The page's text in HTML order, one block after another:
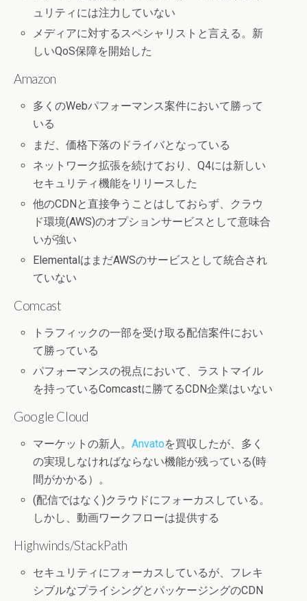
ュリティには注力していない
メディアに対するスペシャリストと言える。新
しいQoS保障を開始した
Amazon
多くのWebパフォーマンス案件において勝って
いる
まだ、価格下落のドライバとなっている
ネットワーク拡張を続けており、Q4には新しい
セキュリティ機能をリリースした
他のCDNと直接争うことはしておらず、クラウ
ド環境(AWS)のオプションサービスとして意味合
いが強い
ElementalはまだAWSのサービスとして統合され
ていない
Comcast
トラフィックの一部を受け取る配信案件におい
て勝っている
パフォーマンスの視点において、ラストマイル
を持っているComcastに勝てるCDN企業はいない
Google Cloud
マーケットの新人。Anvatoを買収したが、多く
の実現しなければならない機能が残っている(時
間がかかる）。
(配信ではなく)クラウドにフォーカスしている。
しかし、動画ワークフローは提供する
Highwinds/StackPath
セキュリティにフォーカスしているが、フレキ
シブルなプライシングとパッケージングのCDN